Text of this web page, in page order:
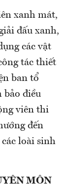
xanh mát,
đấu xanh,
các vật
tác thiết
ban tổ
bảo điều
viên thi
đến
loài sinh
MÔN